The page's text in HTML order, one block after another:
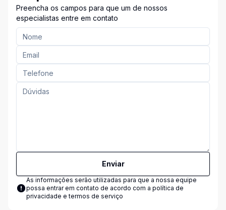
Preencha os campos para que um de nossos
especialistas entre em contato
Enviar
As informações serão utilizadas para que a nossa equipe
possa entrar em contato de acordo com a política de
privacidade e termos de serviço